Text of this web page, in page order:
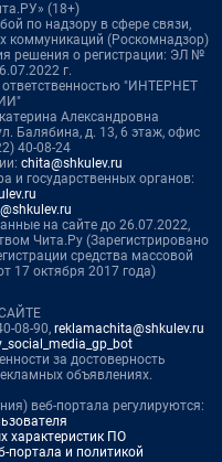
(18+)
по надзору в сфере связи,
коммуникаций (Роскомнадзор)
решения о регистрации: ЭЛ №
г.
"ИНТЕРНЕТ
Александровна
Балябина, д. 13, 6 этаж, офис
40-08-24
chita@shkulev.ru
и государственных органов:
на сайте до 26.07.2022,
Чита.Ру (Зарегистрировано
средства массовой
17 октября 2017 года)
08-90, reklamachita@shkulev.ru
за достоверность
объявлениях.
веб-портала регулируются:
характеристик ПО
портала и политикой